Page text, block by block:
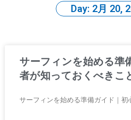
Day: 2月 20,
サーフィンを始める準
者が知っておくべきこ
サーフィンを始める準備ガイド｜初